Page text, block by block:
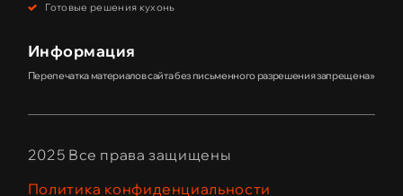
Готовые решения кухонь
Информация
Перепечатка материалов сайта без письменного разрешения запрещена»
2025 Все права защищены
Политика конфиденциальности